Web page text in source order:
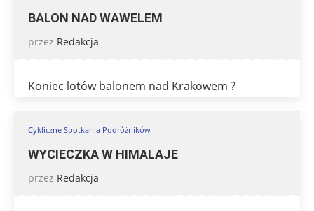
BALON NAD WAWELEM
przez Redakcja
Koniec lotów balonem nad Krakowem ?
Cykliczne Spotkania Podróżników
WYCIECZKA W HIMALAJE
przez Redakcja